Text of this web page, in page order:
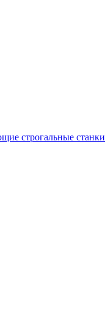
строгальные станки